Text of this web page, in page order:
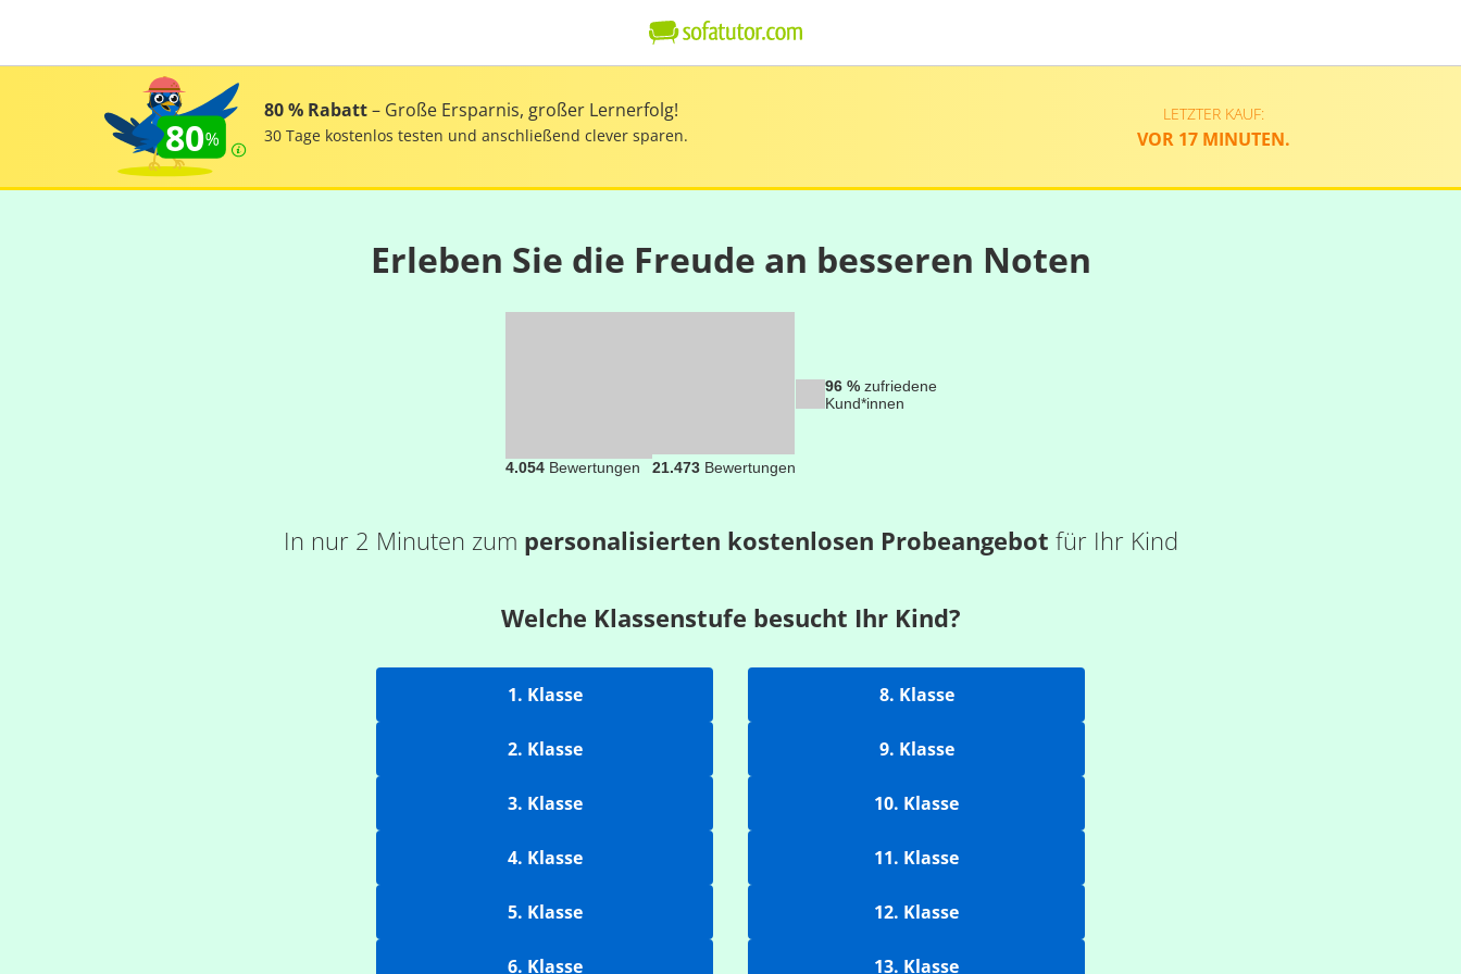
80
80 % Rabatt– Große Ersparnis, großer Lernerfolg!
30 Tage kostenlos testen und anschließend clever sparen.
LETZTER KAUF:
VOR 17 MINUTEN.
Erleben Sie die Freude an besseren Noten
4.054Bewertungen 21.473Bewertungen
96 %zufriedene
Kund*innen
In nur 2 Minuten zum personalisierten kostenlosen Probeangebot für Ihr Kind
Welche Klassenstufe besucht Ihr Kind?
1. Klasse
2. Klasse
3. Klasse
4. Klasse
5. Klasse
6. Klasse
8. Klasse
9. Klasse
10. Klasse
11. Klasse
12. Klasse
13. Klasse